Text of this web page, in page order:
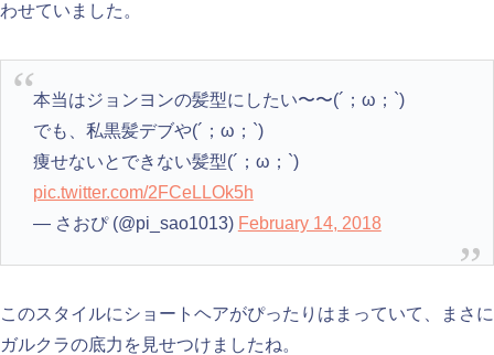
わせていました。
本当はジョンヨンの髪型にしたい〜〜(´；ω；`)
でも、私黒髪デブや(´；ω；`)
痩せないとできない髪型(´；ω；`)
pic.twitter.com/2FCeLLOk5h
— さおぴ (@pi_sao1013) February 14, 2018
このスタイルにショートヘアがぴったりはまっていて、まさに
ガルクラの底力を見せつけましたね。